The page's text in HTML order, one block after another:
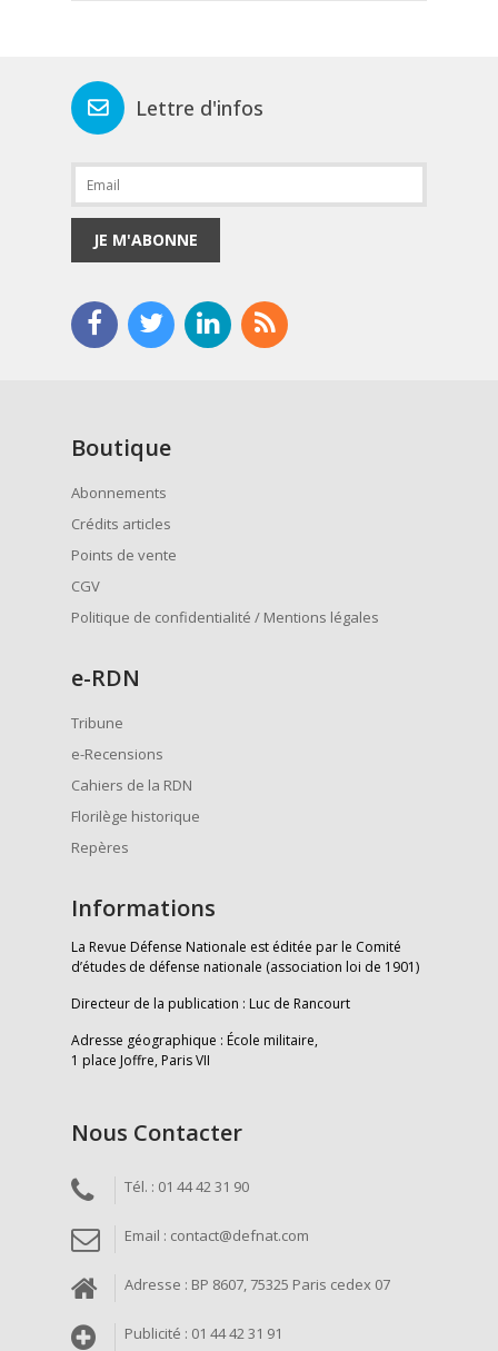
Lettre d'infos
JE M'ABONNE
Boutique
Abonnements
Crédits articles
Points de vente
CGV
Politique de confidentialité / Mentions légales
e-RDN
Tribune
e-Recensions
Cahiers de la RDN
Florilège historique
Repères
Informations
La Revue Défense Nationale est éditée par le Comité
d’études de défense nationale (association loi de 1901)
Directeur de la publication : Luc de Rancourt
Adresse géographique : École militaire,
1 place Joffre, Paris VII
Nous Contacter
Tél. : 01 44 42 31 90
Email : contact@defnat.com
Adresse : BP 8607, 75325 Paris cedex 07
Publicité : 01 44 42 31 91